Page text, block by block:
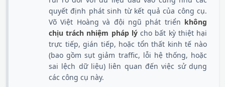
quyết định phát sinh từ kết quả của công cụ.
Võ Việt Hoàng và đội ngũ phát triển không
chịu trách nhiệm pháp lýcho bất kỳ thiệt hại
trực tiếp, gián tiếp, hoặc tổn thất kinh tế nào
(bao gồm sụt giảm traffic, lỗi hệ thống, hoặc
sai lệch dữ liệu) liên quan đến việc sử dụng
các công cụ này.